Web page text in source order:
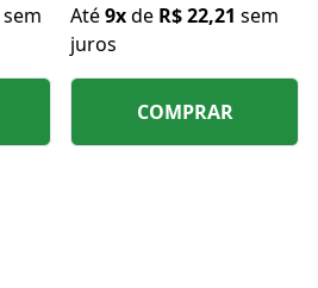
sem
Até9xde R$ 22,21 sem
juros
COMPRAR